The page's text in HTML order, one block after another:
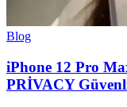
Blog
iPhone 12 Pro
PRİVACY